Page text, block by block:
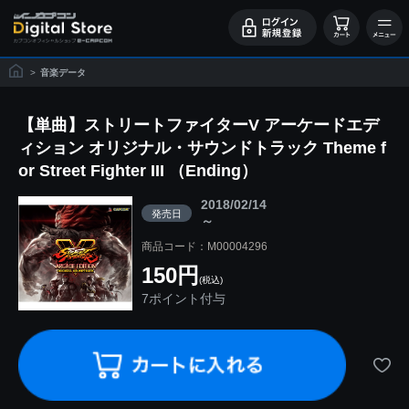
> 音楽データ
【単曲】ストリートファイターV アーケードエデ
ィション オリジナル・サウンドトラック Theme f
or Street Fighter III （Ending）
発売日
2018/02/14
～
商品コード：M00004296
150円 (税込)
7ポイント付与